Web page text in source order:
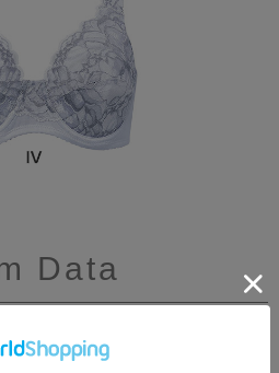
Data